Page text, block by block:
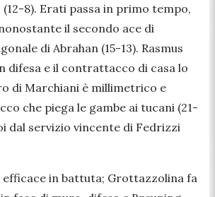
8). Erati passa in primo tempo,
il secondo ace di
di Abrahan (15-13). Rasmus
difesa e il contrattacco di casa lo
di Marchiani è millimetrico e
che piega le gambe ai tucani (21-
dal servizio vincente di Fedrizzi
in battuta; Grottazzolina fa